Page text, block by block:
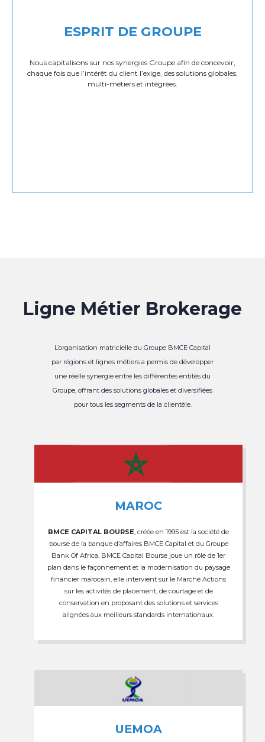
ESPRIT DE GROUPE
Nous capitalisons sur nos synergies Groupe afin de concevoir,
chaque fois que l’intérêt du client l’exige, des solutions globales,
multi-métiers et intégrées.
Ligne Métier Brokerage
L’organisation matricielle du Groupe BMCE Capital
par régions et lignes métiers a permis de développer
une réelle synergie entre les différentes entités du
Groupe, offrant des solutions globales et diversifiées
pour tous les segments de la clientèle.
MAROC
BMCE CAPITAL BOURSE , créée en 1995 est la société de
bourse de la banque d’affaires BMCE Capital et du Groupe
Bank Of Africa. BMCE Capital Bourse joue un rôle de 1er
plan dans le façonnement et la modernisation du paysage
financier marocain, elle intervient sur le Marché Actions
sur les activités de placement, de courtage et de
conservation en proposant des solutions et services
alignées aux meilleurs standards internationaux.
UEMOA